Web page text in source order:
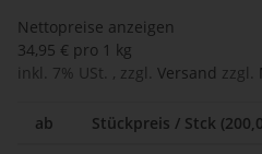
Nettopreise anzeigen
34,95 € pro 1 kg
inkl. 7% USt. , zzgl. Versand zzgl.
ab Stückpreis / Stck